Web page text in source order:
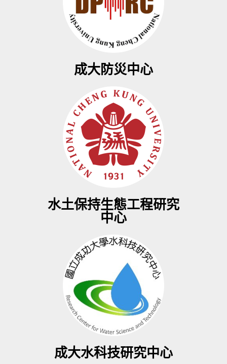
成大防災中心
水土保持生態工程研究
中心
成大水科技研究中心